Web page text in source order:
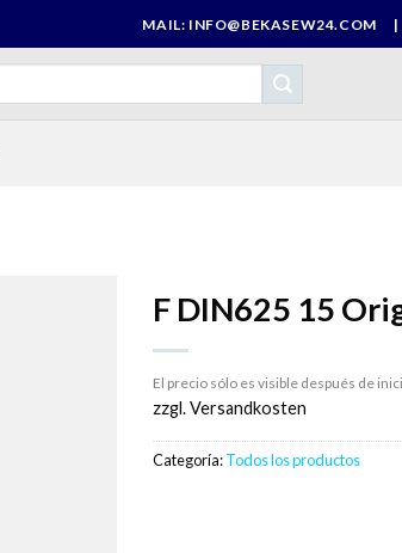
MAIL: INFO@BEKASEW24.COM |
F DIN625 15
El precio sólo es visible después de
zzgl. Versandkosten
Categoría:Todos los productos